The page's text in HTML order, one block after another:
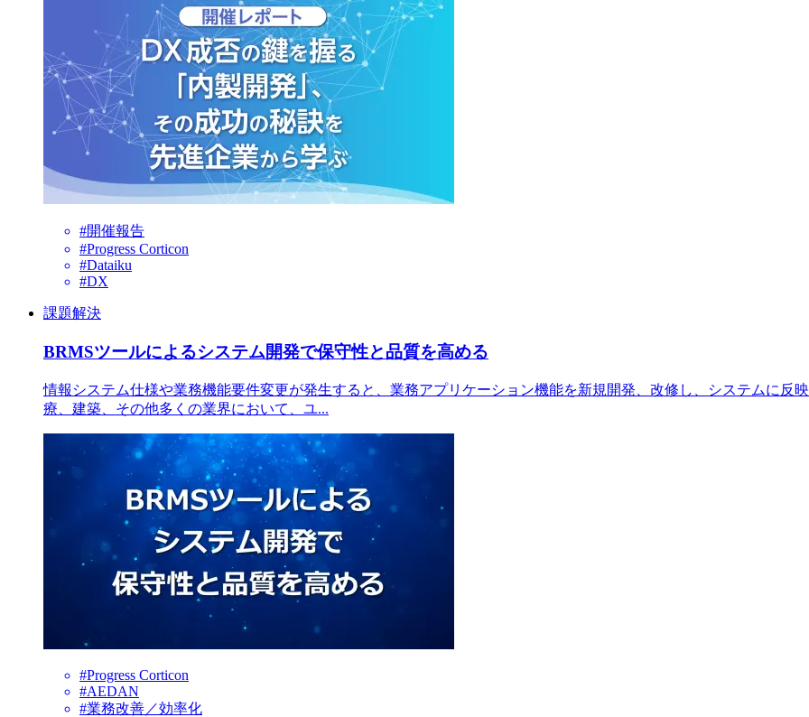
#開催報告
#Progress Corticon
#Dataiku
#DX
課題解決
BRMSツールによるシステム開発で保守性と品質を高める
情報システム仕様や業務機能要件変更が発生すると、業務アプリケーション機能を新規開発、改修し、システムに反
療、建築、その他多くの業界において、ユ...
#Progress Corticon
#AEDAN
#業務改善／効率化